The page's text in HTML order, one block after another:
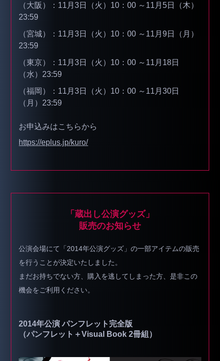
（大阪）：11月3日（火）10：00 ～11月5日（木）
23:59
（宮城）：11月3日（火）10：00 ～11月9日（月）
23:59
（東京）：11月3日（火）10：00 ～11月18日
（水）23:59
（福岡）：11月3日（火）10：00 ～11月30日
（月）23:59
お申込みはこちらから
https://eplus.jp/kuro/
「蔵出し公演グッズ」
販売のお知らせ
公演会場にて「2014年公演グッズ」の一部アイテムの販売
を行うことが決定いたしました。
まだお持ちでない方、購入を逃してしまった方、是非この
機会をご利用ください。
2014年公演 パンフレット完全版
（パンフレット＋Visual Book 2冊組）